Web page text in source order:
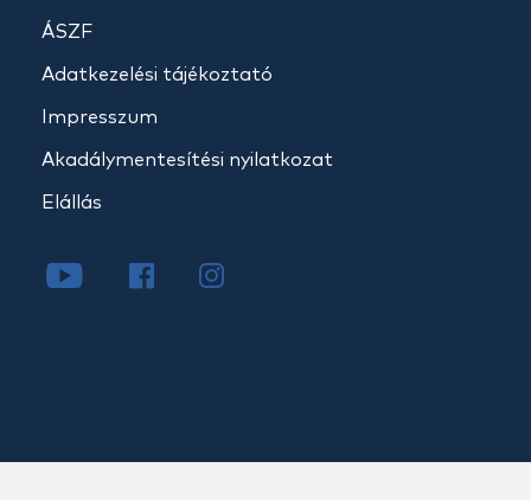
ÁSZF
Adatkezelési tájékoztató
Impresszum
Akadálymentesítési nyilatkozat
Elállás